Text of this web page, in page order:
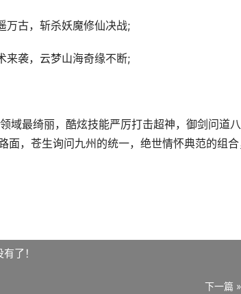
万古，斩杀妖魔修仙决战;
来袭，云梦山海奇缘不断;
域最绮丽，酷炫技能严厉打击超神，御剑问道
，苍生询问九州的统一，绝世情怀典范的组合
有了！
下一篇 »